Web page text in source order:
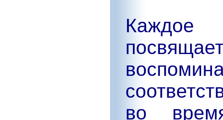
Каждое
во